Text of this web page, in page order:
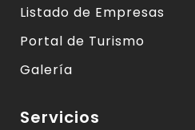
Listado de Empresas
Portal de Turismo
Galería
Servicios